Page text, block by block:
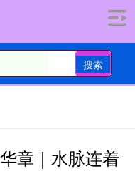
搜索
章｜水脉连着